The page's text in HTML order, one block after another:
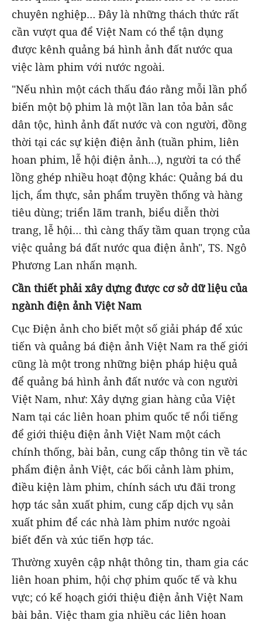
chuyên nghiệp… Đây là những thách thức rất
cần vượt qua để Việt Nam có thể tận dụng
được kênh quảng bá hình ảnh đất nước qua
việc làm phim với nước ngoài.
"Nếu nhìn một cách thấu đáo rằng mỗi lần phổ
biến một bộ phim là một lần lan tỏa bản sắc
dân tộc, hình ảnh đất nước và con người, đồng
thời tại các sự kiện điện ảnh (tuần phim, liên
hoan phim, lễ hội điện ảnh…), người ta có thể
lồng ghép nhiều hoạt động khác: Quảng bá du
lịch, ẩm thực, sản phẩm truyền thống và hàng
tiêu dùng; triển lãm tranh, biểu diễn thời
trang, lễ hội… thì càng thấy tầm quan trọng của
việc quảng bá đất nước qua điện ảnh", TS. Ngô
Phương Lan nhấn mạnh.
Cần thiết phải xây dựng được cơ sở dữ liệu của
ngành điện ảnh Việt Nam
Cục Điện ảnh cho biết một số giải pháp để xúc
tiến và quảng bá điện ảnh Việt Nam ra thế giới
cũng là một trong những biện pháp hiệu quả
để quảng bá hình ảnh đất nước và con người
Việt Nam, như: Xây dựng gian hàng của Việt
Nam tại các liên hoan phim quốc tế nổi tiếng
để giới thiệu điện ảnh Việt Nam một cách
chính thống, bài bản, cung cấp thông tin về tác
phẩm điện ảnh Việt, các bối cảnh làm phim,
điều kiện làm phim, chính sách ưu đãi trong
hợp tác sản xuất phim, cung cấp dịch vụ sản
xuất phim để các nhà làm phim nước ngoài
biết đến và xúc tiến hợp tác.
Thường xuyên cập nhật thông tin, tham gia các
liên hoan phim, hội chợ phim quốc tế và khu
vực; có kế hoạch giới thiệu điện ảnh Việt Nam
bài bản. Việc tham gia nhiều các liên hoan